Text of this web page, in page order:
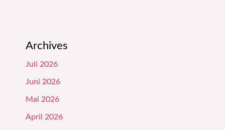
Archives
Juli 2026
Juni 2026
Mai 2026
April 2026